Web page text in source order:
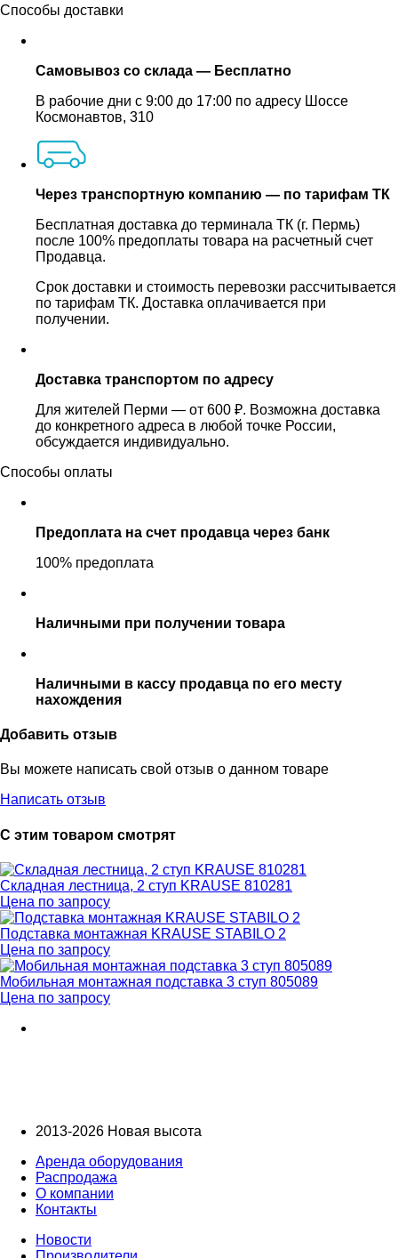
Способы доставки
Самовывоз со склада — Бесплатно
В рабочие дни с 9:00 до 17:00 по адресу Шоссе
Космонавтов, 310
Через транспортную компанию — по тарифам ТК
Бесплатная доставка до терминала ТК (г. Пермь)
после 100% предоплаты товара на расчетный счет
Продавца.
Срок доставки и стоимость перевозки рассчитывается
по тарифам ТК. Доставка оплачивается при
получении.
Доставка транспортом по адресу
Для жителей Перми — от 600 ₽. Возможна доставка
до конкретного адреса в любой точке России,
обсуждается индивидуально.
Способы оплаты
Предоплата на счет продавца через банк
100% предоплата
Наличными при получении товара
Наличными в кассу продавца по его месту
нахождения
Добавить отзыв
Вы можете написать свой отзыв о данном товаре
Написать отзыв
С этим товаром смотрят
Складная лестница, 2 ступ KRAUSE 810281
Цена по запросу
Подставка монтажная KRAUSE STABILO 2
Цена по запросу
Мобильная монтажная подставка 3 ступ 805089
Цена по запросу
2013-2026 Новая высота
Аренда оборудования
Распродажа
О компании
Контакты
Новости